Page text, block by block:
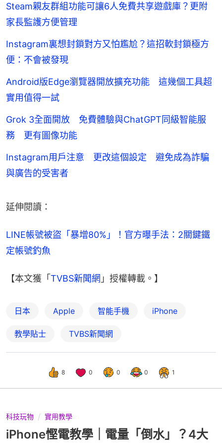
Steam親友群組功能可讓6人免費共享遊戲庫？更附
家長監護方便管理
Instagram裏想封鎖對方又怕尷尬？這招軟封鎖極方
便：不會被發現
Android版Edge瀏覽器開放擴充功能 這幾個工具超
實用值得一試
Grok 3全面開放 免費體驗與ChatGPT同級智能服
務 更有圖像功能
Instagram用戶注意 更改這個設定 避免成為詐騙
與廣告的受害者
延伸閱讀：
LINE帳號被盜「暴增80%」！官方曝手法：2關鍵鐵
定帳號釣魚
【本文獲「TVBS新聞網 」授權轉載。】
日本 Apple 智能手機 iPhone
教學貼士 TVBS新聞網
8 0 0 0 1
科技玩物 實用教學
iPhone慳電教學｜電量「倒水」？4大